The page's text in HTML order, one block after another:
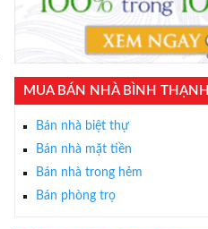
MUA BÁN NHÀ BÌNH THẠNH
Bán nhà biệt thự
Bán nhà mặt tiền
Bán nhà trong hẻm
Bán phòng trọ